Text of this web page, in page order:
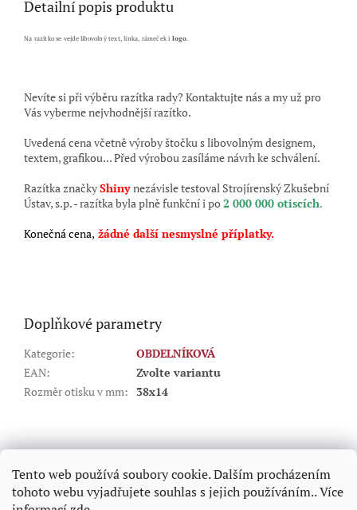
Tento web používá soubory cookie. Dalším procházením
tohoto webu vyjadřujete souhlas s jejich používáním.. Více
Detailní popis produktu
Na razítko se vejde libovolný text, linka, rámeček i logo.
Nevíte si při výběru razítka rady? Kontaktujte nás a my už pro
Vás vyberme nejvhodnější razítko.
Uvedená cena včetně výroby štočku s libovolným designem,
textem, grafikou... Před výrobou zasíláme návrh ke schválení.
Razítka značkyShiny nezávisle testoval Strojírenský Zkušební
Ústav, s.p. - razítka byla plně funkční i po2 000 000 otiscích.
Konečná cena, žádné další nesmyslné příplatky.
Doplňkové parametry
Kategorie:
OBDELNÍKOVÁ
EAN:
Zvolte variantu
Rozměr otisku v mm: 38x14
á